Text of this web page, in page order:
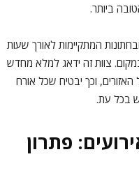
ביותר.
המתקיימות לאורך שעות
צוות זה ידאג למלא מחדש
וכך יבטיח שכל אורח
בכל עת.
פתרון